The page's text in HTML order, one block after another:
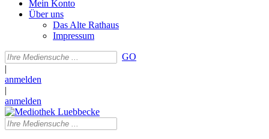
Mein Konto
Über uns
Das Alte Rathaus
Impressum
GO
|
anmelden
|
anmelden